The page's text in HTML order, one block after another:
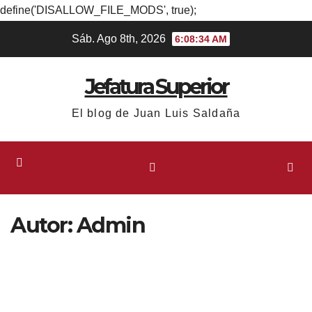
define('DISALLOW_FILE_MODS', true);
Sáb. Ago 8th, 2026 6:08:35 AM
Jefatura Superior
El blog de Juan Luis Saldaña
Autor:Admin